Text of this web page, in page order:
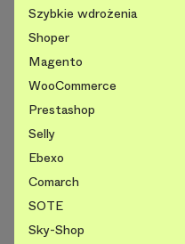
Szybkie wdrożenia
Shoper
Magento
WooCommerce
Prestashop
Selly
Ebexo
Comarch
SOTE
Sky-Shop